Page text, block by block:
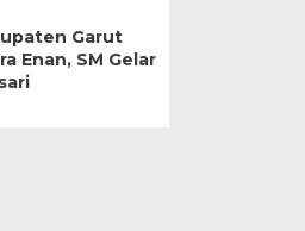
Garut
Enan, SM Gelar